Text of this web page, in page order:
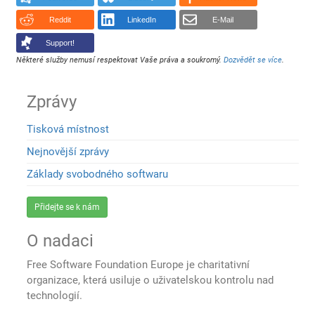
Reddit LinkedIn E-Mail
Support!
Některé služby nemusí respektovat Vaše práva a soukromý.Dozvědět se více.
Zprávy
Tisková místnost
Nejnovější zprávy
Základy svobodného softwaru
Přidejte se k nám
O nadaci
Free Software Foundation Europe je charitativní
organizace, která usiluje o uživatelskou kontrolu nad
technologií.